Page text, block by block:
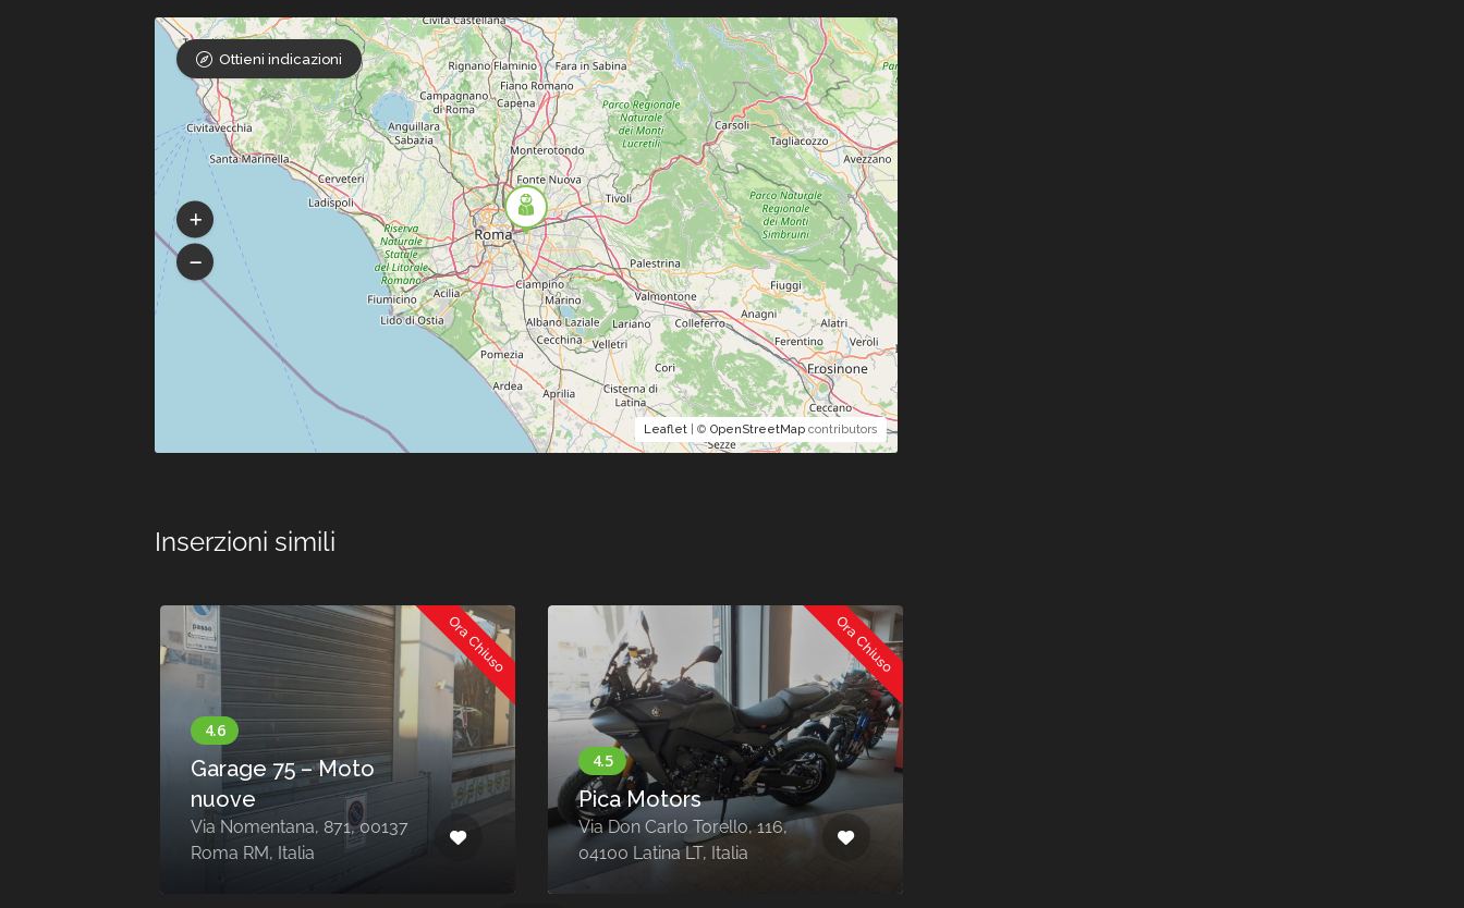
Leaflet| © OpenStreetMapcontributors
Ottieni indicazioni
Inserzioni simili
Ora Chiuso
Garage 75 – Moto
nuove
Via Nomentana, 871, 00137
Roma RM, Italia
Ora Chiuso
Pica Motors
Via Don Carlo Torello, 116,
04100 Latina LT, Italia